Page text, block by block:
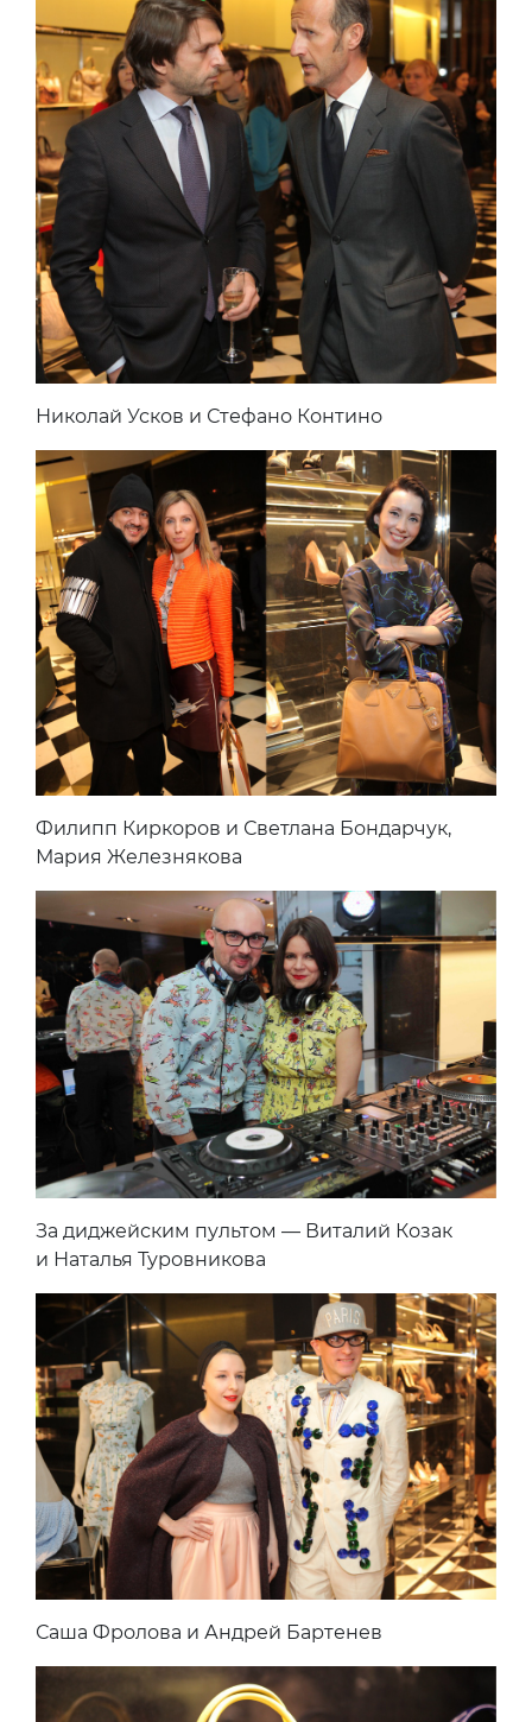
Николай Усков и Стефано Контино
Филипп Киркоров и Светлана Бондарчук,
Мария Железнякова
За диджейским пультом — Виталий Козак
и Наталья Туровникова
Саша Фролова и Андрей Бартенев